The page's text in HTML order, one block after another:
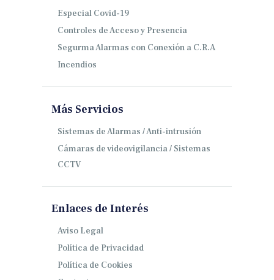
Especial Covid-19
Controles de Acceso y Presencia
Segurma Alarmas con Conexión a C.R.A
Incendios
Más Servicios
Sistemas de Alarmas / Anti-intrusión
Cámaras de videovigilancia / Sistemas
CCTV
Enlaces de Interés
Aviso Legal
Política de Privacidad
Política de Cookies